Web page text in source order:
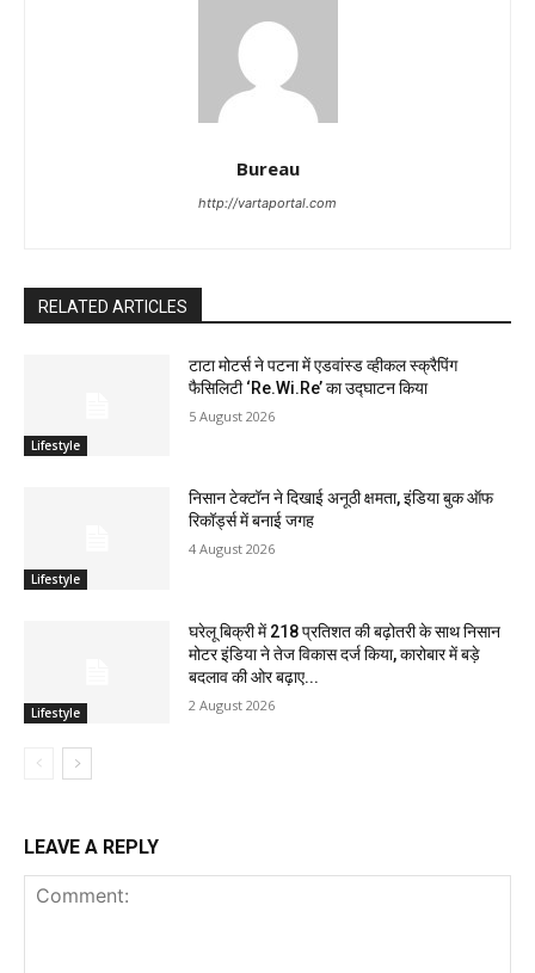
Bureau
http://vartaportal.com
RELATED ARTICLES
Lifestyle
टाटा मोटर्स ने पटना में एडवांस्ड व्हीकल स्क्रैपिंग
फैसिलिटी ‘Re.Wi.Re’ का उद्घाटन किया
5 August 2026
Lifestyle
निसान टेक्टॉन ने दिखाई अनूठी क्षमता, इंडिया बुक ऑफ
रिकॉर्ड्स में बनाई जगह
4 August 2026
Lifestyle
घरेलू बिक्री में 218 प्रतिशत की बढ़ोतरी के साथ निसान
मोटर इंडिया ने तेज विकास दर्ज किया, कारोबार में बड़े
बदलाव की ओर बढ़ाए...
2 August 2026
LEAVE A REPLY